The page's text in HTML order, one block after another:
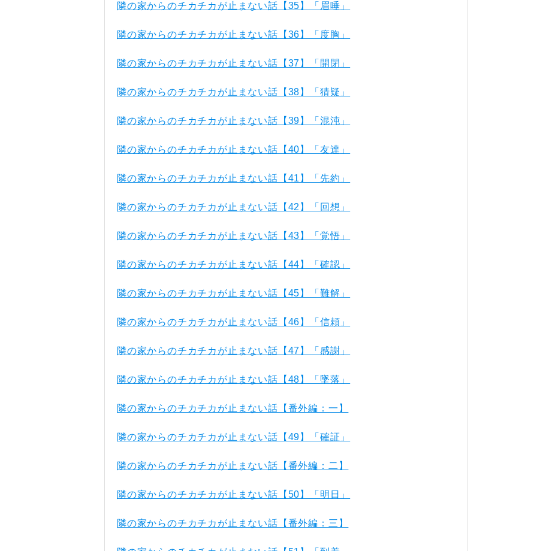
隣の家からのチカチカが止まない話【35】「眉唾」
隣の家からのチカチカが止まない話【36】「度胸」
隣の家からのチカチカが止まない話【37】「開閉」
隣の家からのチカチカが止まない話【38】「猜疑」
隣の家からのチカチカが止まない話【39】「混沌」
隣の家からのチカチカが止まない話【40】「友達」
隣の家からのチカチカが止まない話【41】「先約」
隣の家からのチカチカが止まない話【42】「回想」
隣の家からのチカチカが止まない話【43】「覚悟」
隣の家からのチカチカが止まない話【44】「確認」
隣の家からのチカチカが止まない話【45】「難解」
隣の家からのチカチカが止まない話【46】「信頼」
隣の家からのチカチカが止まない話【47】「感謝」
隣の家からのチカチカが止まない話【48】「墜落」
隣の家からのチカチカが止まない話【番外編：一】
隣の家からのチカチカが止まない話【49】「確証」
隣の家からのチカチカが止まない話【番外編：二】
隣の家からのチカチカが止まない話【50】「明日」
隣の家からのチカチカが止まない話【番外編：三】